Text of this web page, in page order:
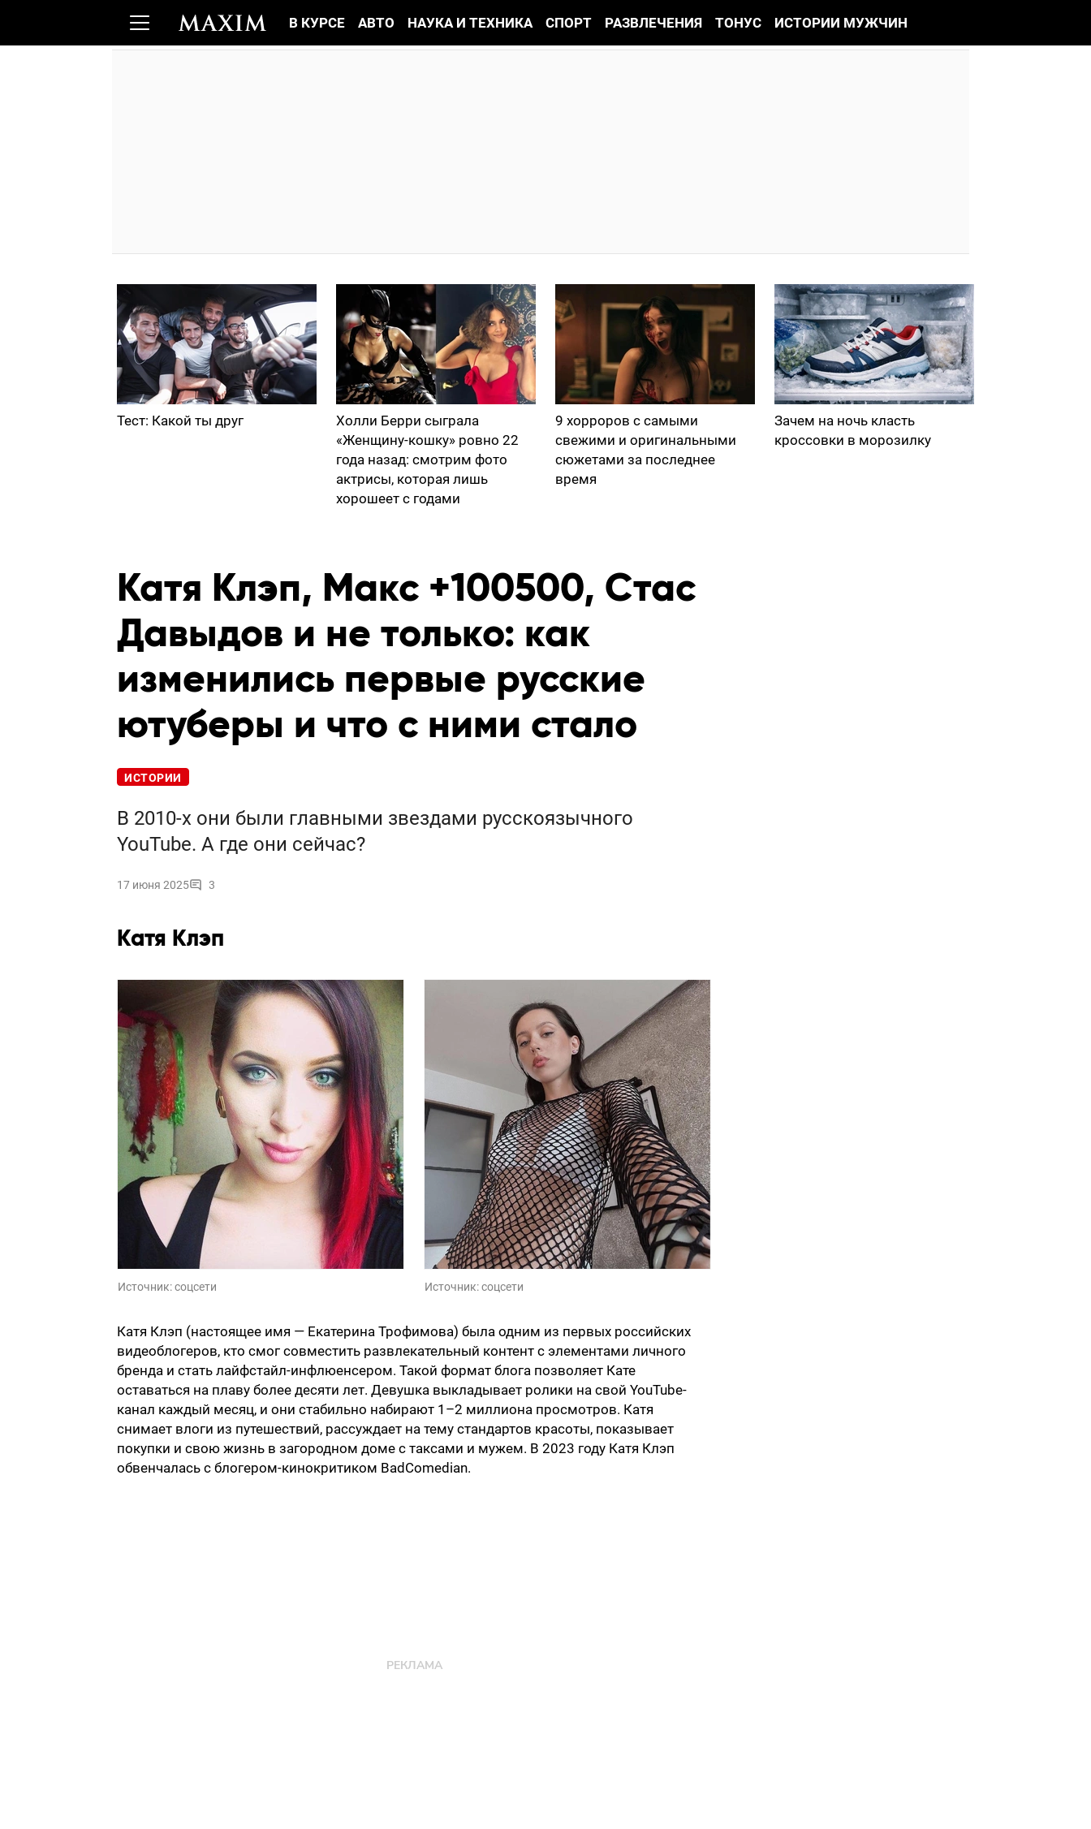
В КУРСЕ АВТО НАУКА И ТЕХНИКА СПОРТ РАЗВЛЕЧЕНИЯ ТОНУС ИСТОРИИ МУЖЧИН
Тест: Какой ты друг
Холли Берри сыграла
«Женщину-кошку» ровно 22
года назад: смотрим фото
актрисы, которая лишь
хорошеет с годами
9 хорроров с самыми
свежими и оригинальными
сюжетами за последнее
время
Зачем на ночь класть
кроссовки в морозилку
Катя Клэп, Макс +100500, Стас
Давыдов и не только: как
изменились первые русские
ютуберы и что с ними стало
ИСТОРИИ
В 2010-х они были главными звездами русскоязычного
YouTube. А где они сейчас?
17 июня 2025 3
Катя Клэп
Источник:соцсети Источник:соцсети
Катя Клэп (настоящее имя — Екатерина Трофимова) была одним из первых российских
видеоблогеров, кто смог совместить развлекательный контент с элементами личного
бренда и стать лайфстайл-инфлюенсером. Такой формат блога позволяет Кате
оставаться на плаву более десяти лет. Девушка выкладывает ролики на свой YouTube-
канал каждый месяц, и они стабильно набирают 1–2 миллиона просмотров. Катя
снимает влоги из путешествий, рассуждает на тему стандартов красоты, показывает
покупки и свою жизнь в загородном доме с таксами и мужем. В 2023 году Катя Клэп
обвенчалась с блогером-кинокритиком BadComedian.